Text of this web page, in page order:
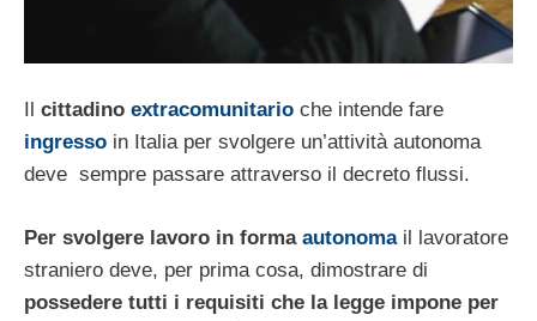
Il cittadino extracomunitario che intende fare
ingresso in Italia per svolgere un’attività autonoma
deve sempre passare attraverso il decreto flussi.
Per svolgere lavoro in forma autonomail lavoratore
straniero deve, per prima cosa, dimostrare di
possedere tutti i requisiti che la legge impone per